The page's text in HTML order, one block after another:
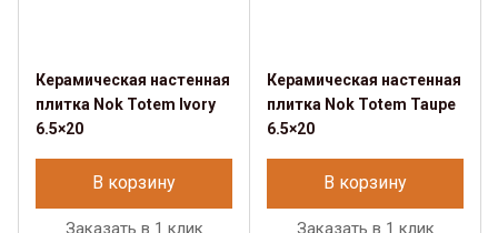
Керамическая настенная
плитка Nok Totem Ivory
6.5×20
В корзину
Заказать в 1 клик
Керамическая настенная
плитка Nok Totem Taupe
6.5×20
В корзину
Заказать в 1 клик